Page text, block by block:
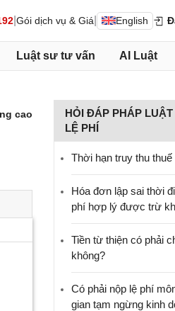
Gói dịch vụ & Giá English
Luật sư tư vấn AI Luật
cao
HỎI ĐÁP PHÁP LUẬT
LỆ PHÍ
Thời hạn truy thu thuế
Hóa đơn lập sai thời
phí hợp lý được trừ
Tiền từ thiện có phải
không?
Có phải nộp lệ phí
gian tạm ngừng kinh